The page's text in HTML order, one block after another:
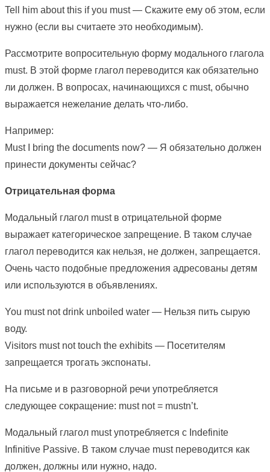
Tell him about this if you must — Скажите ему об этом, если
нужно (если вы считаете это необходимым).
Рассмотрите вопросительную форму модального глагола
must. В этой форме глагол переводится как обязательно
ли должен. В вопросах, начинающихся с must, обычно
выражается нежелание делать что-либо.
Например:
Must I bring the documents now? — Я обязательно должен
принести документы сейчас?
Отрицательная форма
Модальный глагол must в отрицательной форме
выражает категорическое запрещение. В таком случае
глагол переводится как нельзя, не должен, запрещается.
Очень часто подобные предложения адресованы детям
или используются в объявлениях.
You must not drink unboiled water — Нельзя пить сырую
воду.
Visitors must not touch the exhibits — Посетителям
запрещается трогать экспонаты.
На письме и в разговорной речи употребляется
следующее сокращение: must not = mustn’t.
Модальный глагол must употребляется с Indefinite
Infinitive Passive. В таком случае must переводится как
должен, должны или нужно, надо.